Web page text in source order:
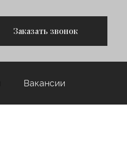
Заказать звонок
Вакансии